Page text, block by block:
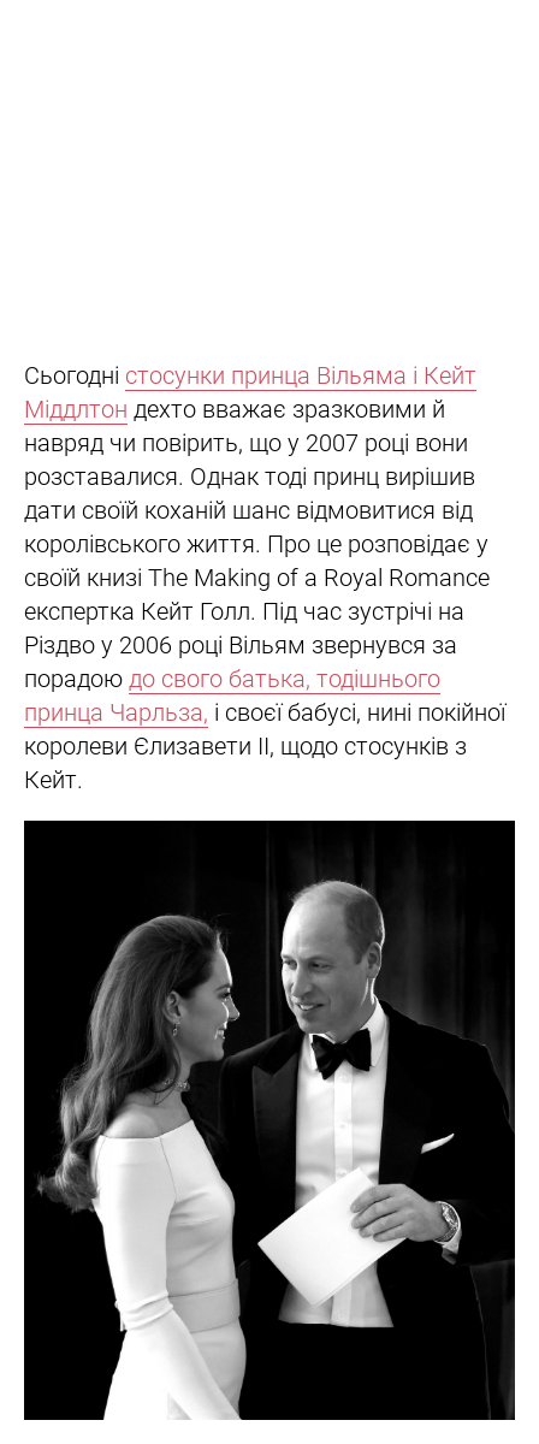
Сьогодні стосунки принца Вільяма і Кейт
Міддлтон дехто вважає зразковими й
навряд чи повірить, що у 2007 році вони
розставалися. Однак тоді принц вирішив
дати своїй коханій шанс відмовитися від
королівського життя. Про це розповідає у
своїй книзі The Making of a Royal Romance
експертка Кейт Голл. Під час зустрічі на
Різдво у 2006 році Вільям звернувся за
порадою до свого батька, тодішнього
принца Чарльза, і своєї бабусі, нині покійної
королеви Єлизавети II, щодо стосунків з
Кейт.